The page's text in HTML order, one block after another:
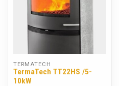
TERMATECH
TermaTech TT22HS /5-
10kW